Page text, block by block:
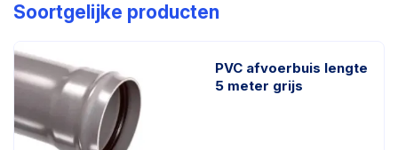
Soortgelijke producten
PVC afvoerbuis lengte
5 meter grijs